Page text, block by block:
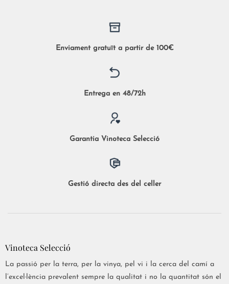
Enviament gratuït a partir de 100€
Entrega en 48/72h
Garantia Vinoteca Selecció
Gestió directa des del celler
Vinoteca Selecció
La passió per la terra, per la vinya, pel vi i la cerca del camí a
l’excel·lència prevalent sempre la qualitat i no la quantitat són el